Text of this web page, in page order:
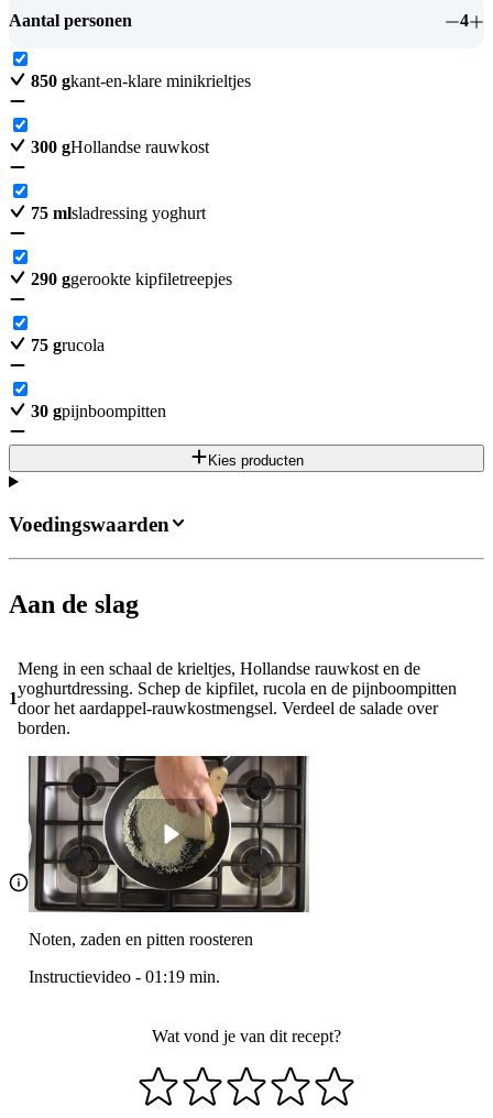
Aantal personen 4
850 gkant-en-klare minikrieltjes
300 gHollandse rauwkost
75 mlsladressing yoghurt
290 ggerookte kipfiletreepjes
75 grucola
30 gpijnboompitten
Kies producten
Aan de slag
1
Meng in een schaal de krieltjes, Hollandse rauwkost en de
yoghurtdressing. Schep de kipfilet, rucola en de pijnboompitten
door het aardappel-rauwkostmengsel. Verdeel de salade over
borden.
Noten, zaden en pitten roosteren
Instructievideo - 01:19 min.
Wat vond je van dit recept?
Voedingswaarden